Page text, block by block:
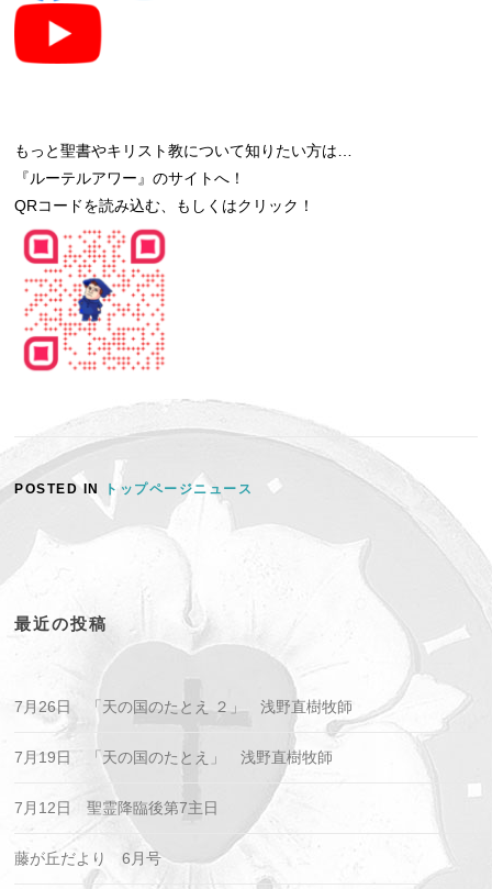
もっと聖書やキリスト教について知りたい方は…
『ルーテルアワー』のサイトへ！
QRコードを読み込む、もしくはクリック！
POSTED IN トップページニュース
最近の投稿
7月26日 「天の国のたとえ ２」 浅野直樹牧師
7月19日 「天の国のたとえ」 浅野直樹牧師
7月12日 聖霊降臨後第7主日
藤が丘だより 6月号